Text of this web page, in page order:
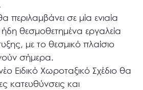
σε μία ενιαία
θεσμοθετημένα εργαλεία
με το θεσμικό πλαίσιο
σήμερα.
Ειδικό Χωροταξικό Σχέδιο θα
κατευθύνσεις και